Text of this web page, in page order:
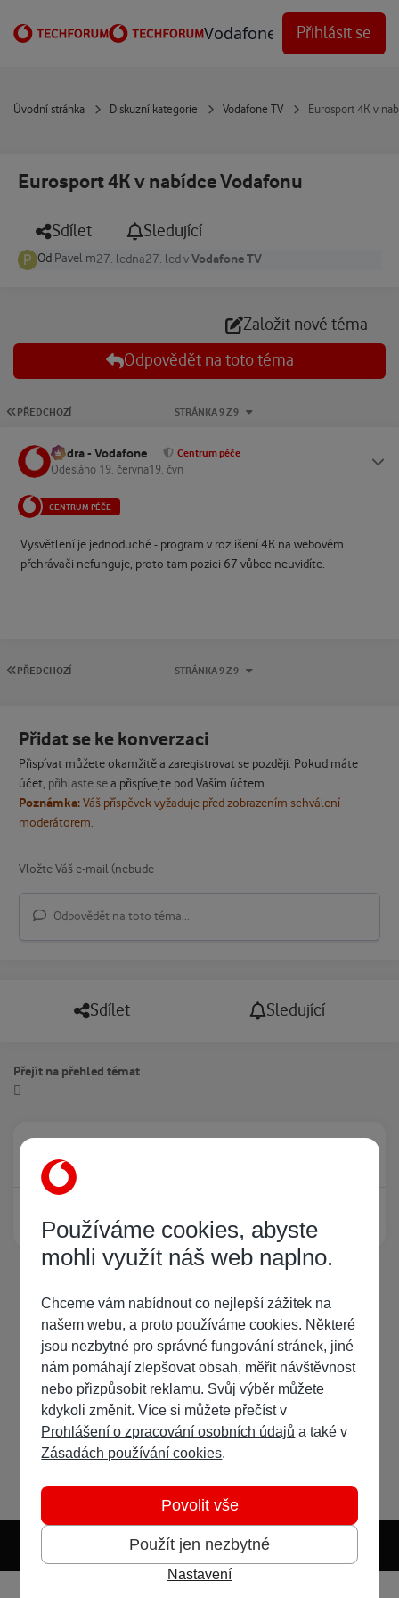
Vodafone Techforum
Přihlásit se
Úvodní stránka Diskuzní kategorie Vodafone TV Eurosport 4K v
Eurosport 4K v nabídce Vodafonu
Sdílet Sledující
Od Pavel m27. ledna27. ledvVodafone TV
Založit nové téma
Odpovědět na toto téma
PRVNÍ STRÁNKA
PŘEDCHOZÍ STRÁNKA 9 Z 9
Ondra - Vodafone Centrum péče
Odesláno 19. června19. čvn
CENTRUM PÉČE
Vysvětlení je jednoduché - program v rozlišení 4K na webovém
přehrávači nefunguje, proto tam pozici 67 vůbec neuvidíte.
PRVNÍ STRÁNKA
PŘEDCHOZÍ STRÁNKA 9 Z 9
Přidat se ke konverzaci
Přispívat můžete okamžitě a zaregistrovat se později. Pokud máte
účet, přihlaste sea přispívejte pod Vaším účtem.
Poznámka:Váš příspěvek vyžaduje před zobrazením schválení
moderátorem.
Odpovědět na toto téma...
Sdílet Sledující
Přejít na přehled témat
Žádný registrovaný uživatel si neprohlíží tuto stránku
Světlý režim Předvolba systému
Používáme cookies, abyste
mohli využít náš web naplno.
Chceme vám nabídnout co nejlepší zážitek na
našem webu, a proto používáme cookies. Některé
jsou nezbytné pro správné fungování stránek, jiné
nám pomáhají zlepšovat obsah, měřit návštěvnost
nebo přizpůsobit reklamu. Svůj výběr můžete
kdykoli změnit. Více si můžete přečíst v
Prohlášení o zpracování osobních údajů a také v
Zásadách používání cookies.
Použít jen nezbytné
Povolit vše
Nastavení